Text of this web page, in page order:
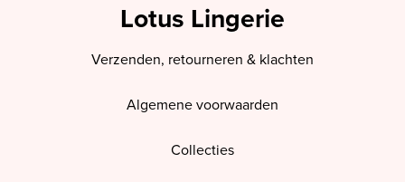
Lotus Lingerie
Verzenden, retourneren & klachten
Algemene voorwaarden
Collecties